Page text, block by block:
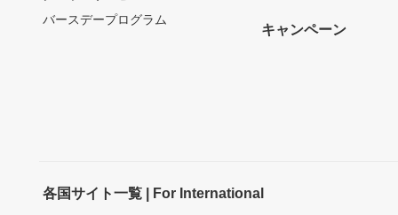
バースデープログラム
キャンペーン
各国サイト一覧 | For International